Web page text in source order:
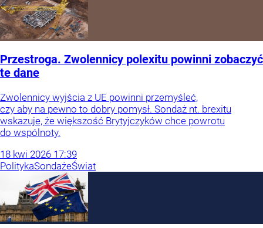
Przestroga. Zwolennicy polexitu powinni zobaczyć
te dane
Zwolennicy wyjścia z UE powinni przemyśleć,
czy aby na pewno to dobry pomysł. Sondaż nt. brexitu
wskazuje, że większość Brytyjczyków chce powrotu
do wspólnoty.
18 kwi 2026 17:39
PolitykaSondażeŚwiat